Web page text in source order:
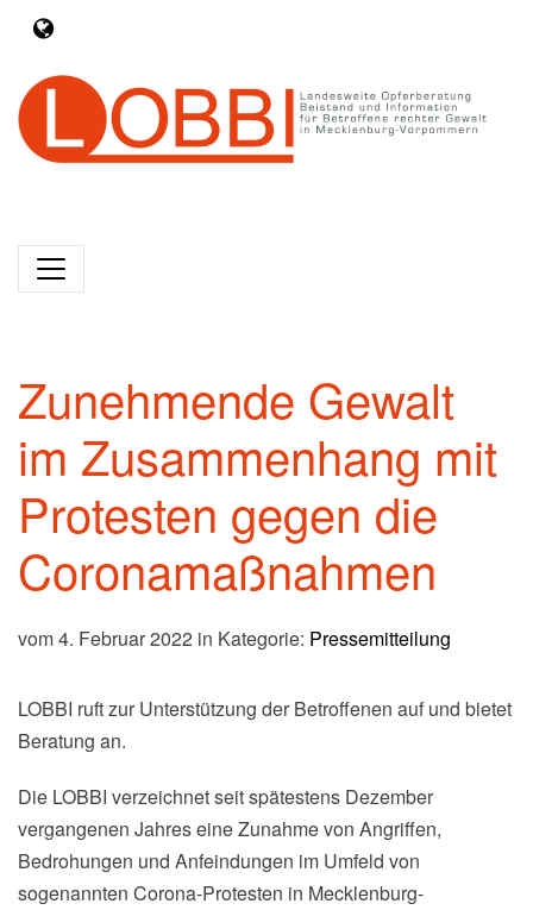
Zunehmende Gewalt
im Zusammenhang mit
Protesten gegen die
Coronamaßnahmen
vom 4. Februar 2022 in Kategorie: Pressemitteilung
LOBBI ruft zur Unterstützung der Betroffenen auf und bietet
Beratung an.
Die LOBBI verzeichnet seit spätestens Dezember
vergangenen Jahres eine Zunahme von Angriffen,
Bedrohungen und Anfeindungen im Umfeld von
sogenannten Corona-Protesten in Mecklenburg-